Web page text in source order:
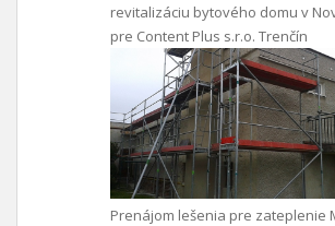
revitalizáciu bytového domu v
pre Content Plus s.r.o. Trenčín
Prenájom lešenia pre zateplenie